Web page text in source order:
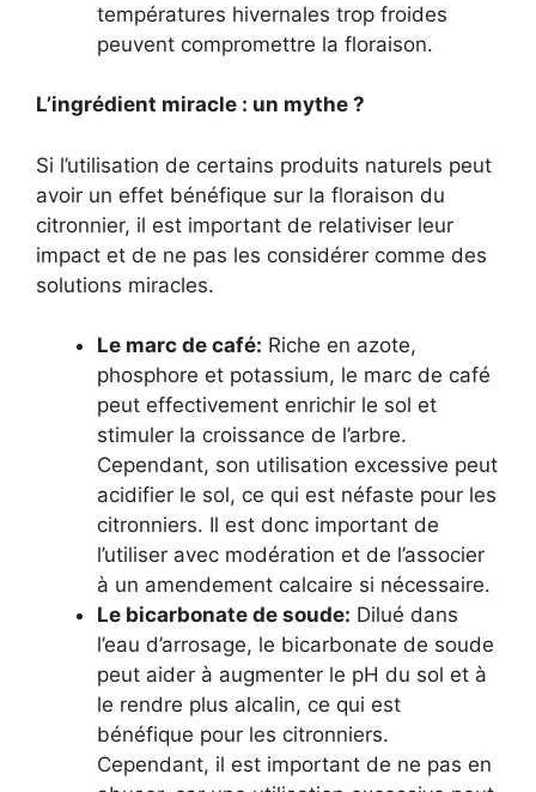
températures hivernales trop froides
peuvent compromettre la floraison.
L’ingrédient miracle : un mythe ?
Si l’utilisation de certains produits naturels peut
avoir un effet bénéfique sur la floraison du
citronnier, il est important de relativiser leur
impact et de ne pas les considérer comme des
solutions miracles.
Le marc de café: Riche en azote,
phosphore et potassium, le marc de café
peut effectivement enrichir le sol et
stimuler la croissance de l’arbre.
Cependant, son utilisation excessive peut
acidifier le sol, ce qui est néfaste pour les
citronniers. Il est donc important de
l’utiliser avec modération et de l’associer
à un amendement calcaire si nécessaire.
Le bicarbonate de soude: Dilué dans
l’eau d’arrosage, le bicarbonate de soude
peut aider à augmenter le pH du sol et à
le rendre plus alcalin, ce qui est
bénéfique pour les citronniers.
Cependant, il est important de ne pas en